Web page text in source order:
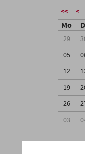
<< <
Mo
29
05
12
19
26
03